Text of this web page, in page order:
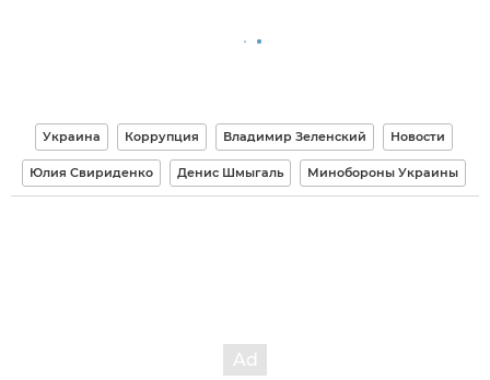
Украина Коррупция Владимир Зеленский Новости
Юлия Свириденко Денис Шмыгаль Минобороны Украины